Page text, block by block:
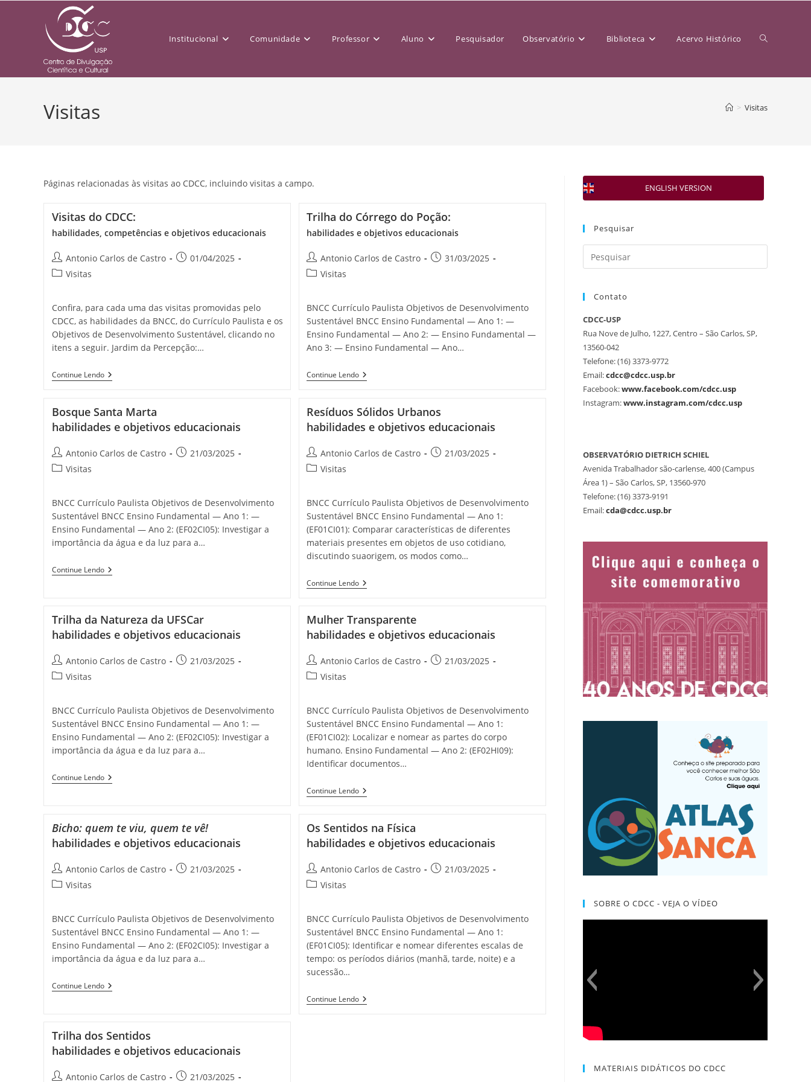
Institucional Comunidade Professor Aluno Pesquisador Observatório Biblioteca Acervo Histórico
Visitas > Visitas
Páginas relacionadas às visitas ao CDCC, incluindo visitas a campo.
Visitas do CDCC:
habilidades, competências e objetivos educacionais
Antonio Carlos de Castro
01/04/2025
Visitas
Confira, para cada uma das visitas promovidas pelo
CDCC, as habilidades da BNCC, do Currículo Paulista e os
Objetivos de Desenvolvimento Sustentável, clicando no
itens a seguir. Jardim da Percepção:…
Continue Lendo
Trilha do Córrego do Poção:
habilidades e objetivos educacionais
Antonio Carlos de Castro
31/03/2025
Visitas
BNCC Currículo Paulista Objetivos de Desenvolvimento
Sustentável BNCC Ensino Fundamental — Ano 1: —
Ensino Fundamental — Ano 2: — Ensino Fundamental —
Ano 3: — Ensino Fundamental — Ano…
Continue Lendo
Bosque Santa Marta
habilidades e objetivos educacionais
Antonio Carlos de Castro
21/03/2025
Visitas
BNCC Currículo Paulista Objetivos de Desenvolvimento
Sustentável BNCC Ensino Fundamental — Ano 1: —
Ensino Fundamental — Ano 2: (EF02CI05): Investigar a
importância da água e da luz para a…
Continue Lendo
Resíduos Sólidos Urbanos
habilidades e objetivos educacionais
Antonio Carlos de Castro
21/03/2025
Visitas
BNCC Currículo Paulista Objetivos de Desenvolvimento
Sustentável BNCC Ensino Fundamental — Ano 1:
(EF01CI01): Comparar características de diferentes
materiais presentes em objetos de uso cotidiano,
discutindo suaorigem, os modos como…
Continue Lendo
Trilha da Natureza da UFSCar
habilidades e objetivos educacionais
Antonio Carlos de Castro
21/03/2025
Visitas
BNCC Currículo Paulista Objetivos de Desenvolvimento
Sustentável BNCC Ensino Fundamental — Ano 1: —
Ensino Fundamental — Ano 2: (EF02CI05): Investigar a
importância da água e da luz para a…
Continue Lendo
Mulher Transparente
habilidades e objetivos educacionais
Antonio Carlos de Castro
21/03/2025
Visitas
BNCC Currículo Paulista Objetivos de Desenvolvimento
Sustentável BNCC Ensino Fundamental — Ano 1:
(EF01CI02): Localizar e nomear as partes do corpo
humano. Ensino Fundamental — Ano 2: (EF02HI09):
Identificar documentos…
Continue Lendo
Bicho: quem te viu, quem te vê!
habilidades e objetivos educacionais
Antonio Carlos de Castro
21/03/2025
Visitas
BNCC Currículo Paulista Objetivos de Desenvolvimento
Sustentável BNCC Ensino Fundamental — Ano 1: —
Ensino Fundamental — Ano 2: (EF02CI05): Investigar a
importância da água e da luz para a…
Continue Lendo
Os Sentidos na Física
habilidades e objetivos educacionais
Antonio Carlos de Castro
21/03/2025
Visitas
BNCC Currículo Paulista Objetivos de Desenvolvimento
Sustentável BNCC Ensino Fundamental — Ano 1:
(EF01CI05): Identificar e nomear diferentes escalas de
tempo: os períodos diários (manhã, tarde, noite) e a
sucessão…
Continue Lendo
Trilha dos Sentidos
habilidades e objetivos educacionais
Antonio Carlos de Castro
21/03/2025
ENGLISH VERSION
Pesquisar
Contato
CDCC-USP
Rua Nove de Julho, 1227, Centro – São Carlos, SP,
13560-042
Telefone: (16) 3373-9772
Email:cdcc@cdcc.usp.br
Facebook:www.facebook.com/cdcc.usp
Instagram:www.instagram.com/cdcc.usp
OBSERVATÓRIO DIETRICH SCHIEL
Avenida Trabalhador são-carlense, 400 (Campus
Área 1) – São Carlos, SP, 13560-970
Telefone: (16) 3373-9191
Email:cda@cdcc.usp.br
SOBRE O CDCC - VEJA O VÍDEO
MATERIAIS DIDÁTICOS DO CDCC